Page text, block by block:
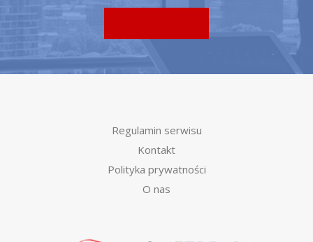
Regulamin serwisu
Kontakt
Polityka prywatności
O nas